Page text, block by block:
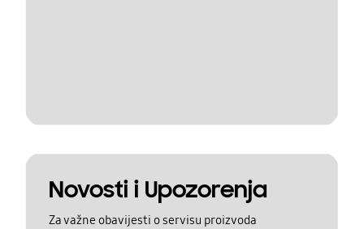
Novosti i Upozorenja
Za važne obavijesti o servisu proizvoda